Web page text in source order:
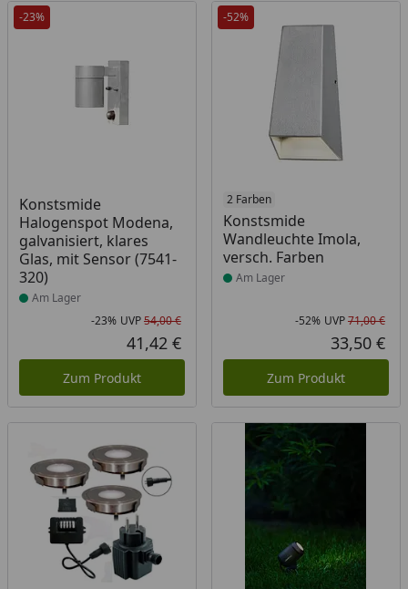
-23%
Konstsmide
Halogenspot Modena,
galvanisiert, klares
Glas, mit Sensor (7541-
320)
Produkt am Lager
Am Lager
Rabatt in Prozent
-23%
Ursprünglicher Preis
UVP54,00 €
Aktueller Preis
41,42 €
Zum Produkt
-52%
2 Farben
Konstsmide
Wandleuchte Imola,
versch. Farben
Produkt am Lager
Am Lager
-52% UVP71,00 €
33,50 €
Zum Produkt